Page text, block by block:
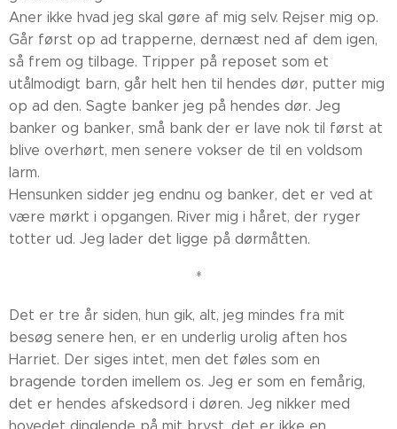
Aner ikke hvad jeg skal gøre af mig selv. Rejser mig op.
Går først op ad trapperne, dernæst ned af dem igen,
så frem og tilbage. Tripper på reposet som et
utålmodigt barn, går helt hen til hendes dør, putter mig
op ad den. Sagte banker jeg på hendes dør. Jeg
banker og banker, små bank der er lave nok til først at
blive overhørt, men senere vokser de til en voldsom
larm.
Hensunken sidder jeg endnu og banker, det er ved at
være mørkt i opgangen. River mig i håret, der ryger
totter ud. Jeg lader det ligge på dørmåtten.
*
Det er tre år siden, hun gik, alt, jeg mindes fra mit
besøg senere hen, er en underlig urolig aften hos
Harriet. Der siges intet, men det føles som en
bragende torden imellem os. Jeg er som en femårig,
det er hendes afskedsord i døren. Jeg nikker med